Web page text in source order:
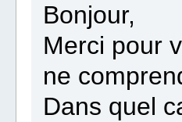
Bonjour,
Merci pour
ne
Dans quel